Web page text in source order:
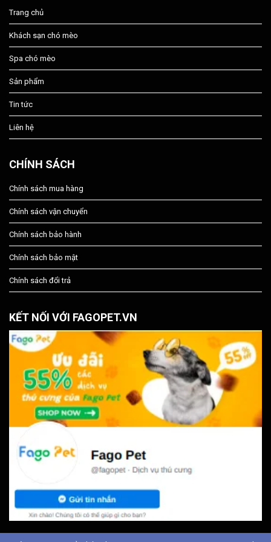
Trang chủ
Khách sạn chó mèo
Spa chó mèo
Sản phẩm
Tin tức
Liên hệ
CHÍNH SÁCH
Chính sách mua hàng
Chính sách vận chuyển
Chính sách bảo hành
Chính sách bảo mật
Chính sách đổi trả
KẾT NỐI VỚI FAGOPET.VN